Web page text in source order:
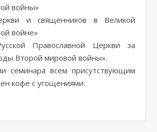
войны»
и священников в Великой
войне»
Православной Церкви за
Второй мировой войны».
семинара всем присутствующим
кофе с угощениями.